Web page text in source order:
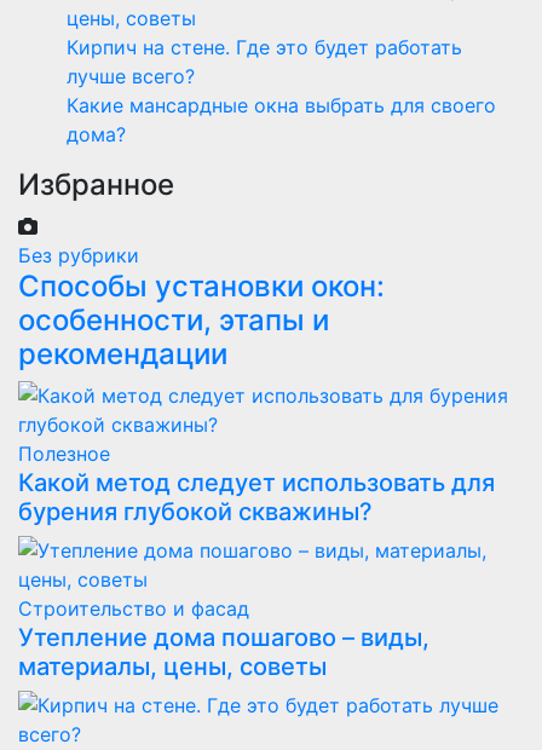
цены, советы
Кирпич на стене. Где это будет работать
лучше всего?
Какие мансардные окна выбрать для своего
дома?
Избранное
Без рубрики
Способы установки окон:
особенности, этапы и
рекомендации
Полезнoe
Какой метод следует использовать для
бурения глубокой скважины?
Строительство и фасад
Утепление дома пошагово – виды,
материалы, цены, советы